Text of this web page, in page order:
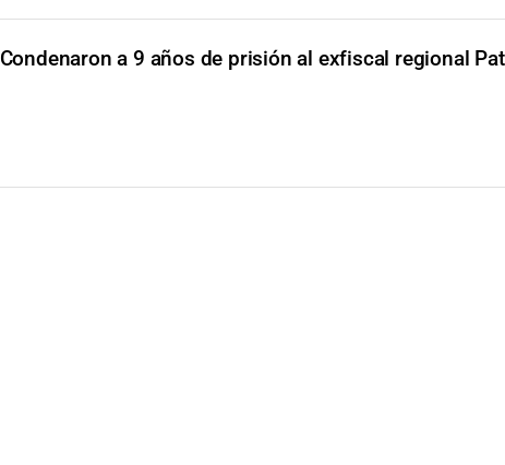
Condenaron a 9 años de prisión al exfiscal regional